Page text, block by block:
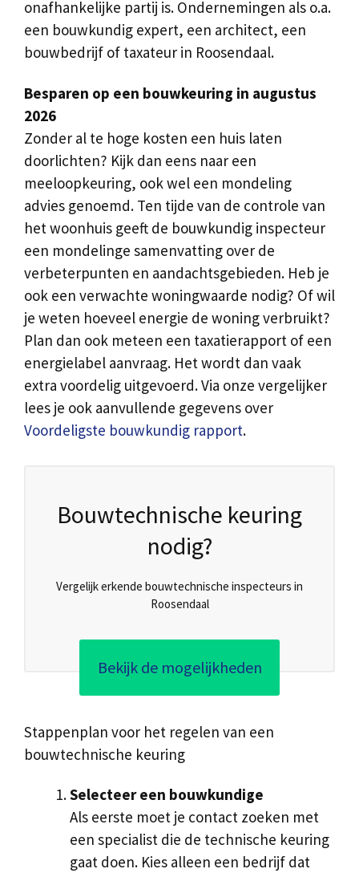
onafhankelijke partij is. Ondernemingen als o.a.
een bouwkundig expert, een architect, een
bouwbedrijf of taxateur in Roosendaal.
Besparen op een bouwkeuring in augustus
2026
Zonder al te hoge kosten een huis laten
doorlichten? Kijk dan eens naar een
meeloopkeuring, ook wel een mondeling
advies genoemd. Ten tijde van de controle van
het woonhuis geeft de bouwkundig inspecteur
een mondelinge samenvatting over de
verbeterpunten en aandachtsgebieden. Heb je
ook een verwachte woningwaarde nodig? Of wil
je weten hoeveel energie de woning verbruikt?
Plan dan ook meteen een taxatierapport of een
energielabel aanvraag. Het wordt dan vaak
extra voordelig uitgevoerd. Via onze vergelijker
lees je ook aanvullende gegevens over
Voordeligste bouwkundig rapport.
Bouwtechnische keuring
nodig?
Vergelijk erkende bouwtechnische inspecteurs in
Roosendaal
Bekijk de mogelijkheden
Stappenplan voor het regelen van een
bouwtechnische keuring
Selecteer een bouwkundige
Als eerste moet je contact zoeken met
een specialist die de technische keuring
gaat doen. Kies alleen een bedrijf dat